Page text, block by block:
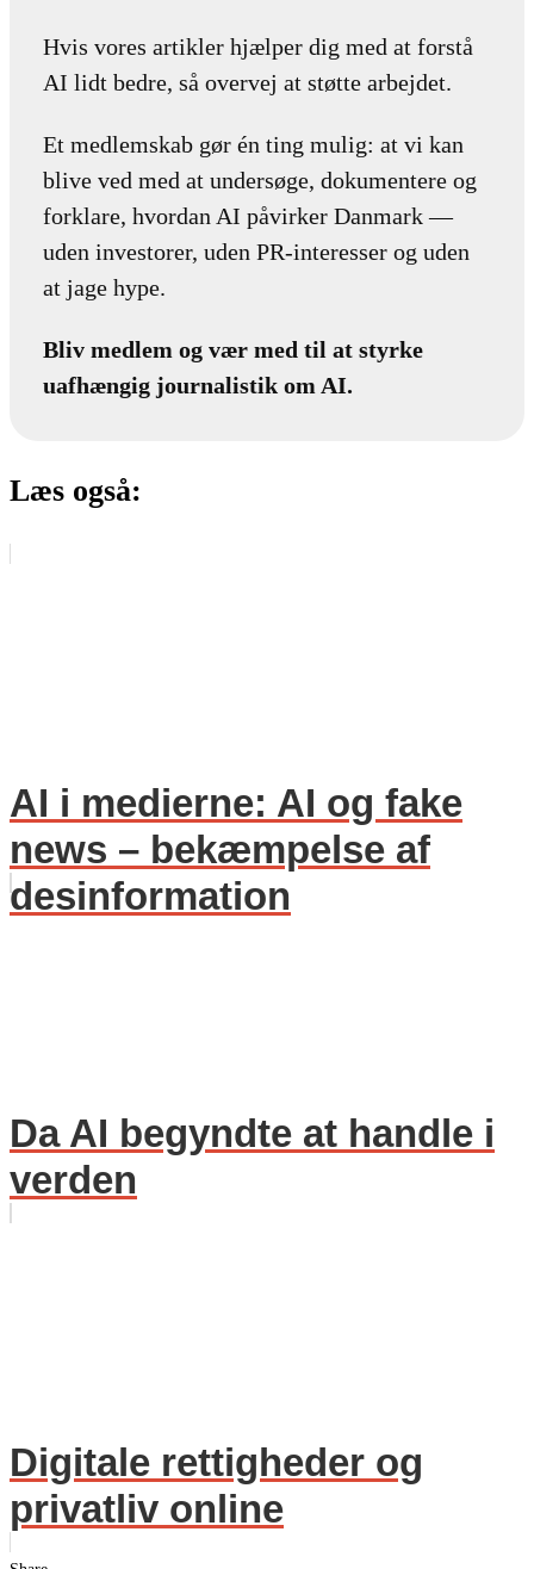
Hvis vores artikler hjælper dig med at forstå
AI lidt bedre, så overvej at støtte arbejdet.
Et medlemskab gør én ting mulig: at vi kan
blive ved med at undersøge, dokumentere og
forklare, hvordan AI påvirker Danmark —
uden investorer, uden PR-interesser og uden
at jage hype.
Bliv medlem og vær med til at styrke
uafhængig journalistik om AI.
Læs også:
AI i medierne: AI og fake
news – bekæmpelse af
desinformation
Da AI begyndte at handle i
verden
Digitale rettigheder og
privatliv online